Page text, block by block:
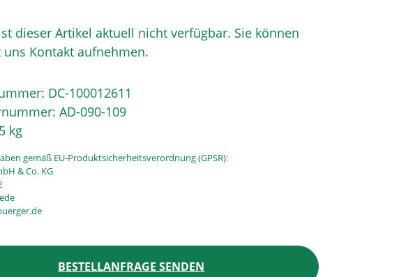
dieser Artikel aktuell nicht verfügbar. Sie können
Kontakt aufnehmen.
DC-100012611
AD-090-109
5 kg
gemäß EU-Produktsicherheitsverordnung (GPSR):
& Co. KG
BESTELLANFRAGE SENDEN